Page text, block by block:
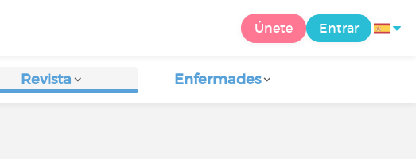
Únete Entrar
Revista Enfermades